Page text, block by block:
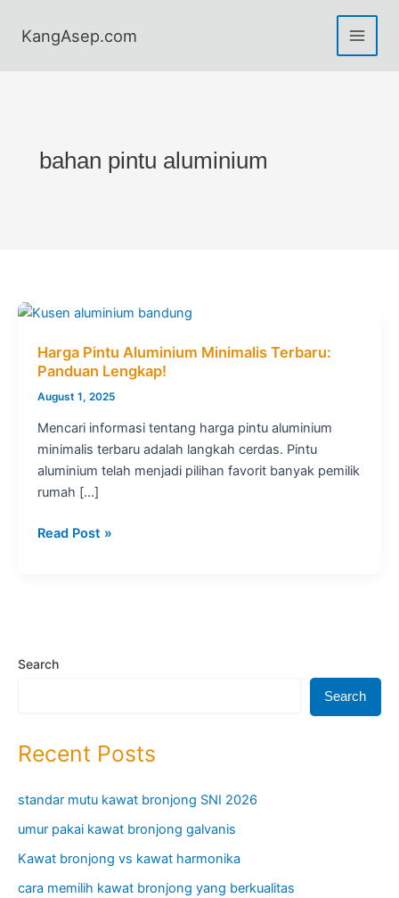
KangAsep.com
bahan pintu aluminium
Harga Pintu Aluminium Minimalis Terbaru:
Panduan Lengkap!
August 1, 2025
Mencari informasi tentang harga pintu aluminium
minimalis terbaru adalah langkah cerdas. Pintu
aluminium telah menjadi pilihan favorit banyak pemilik
rumah […]
Harga
Lengkap!
Read Post »
Search
Search
Recent Posts
standar mutu kawat bronjong SNI 2026
umur pakai kawat bronjong galvanis
Kawat bronjong vs kawat harmonika
cara memilih kawat bronjong yang berkualitas